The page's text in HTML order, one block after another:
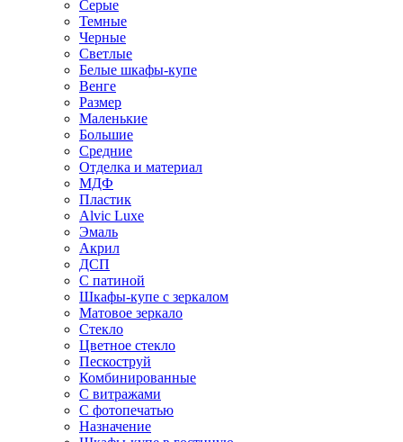
Серые
Темные
Черные
Светлые
Белые шкафы-купе
Венге
Размер
Маленькие
Большие
Средние
Отделка и материал
МДФ
Пластик
Alvic Luxe
Эмаль
Акрил
ДСП
С патиной
Шкафы-купе с зеркалом
Матовое зеркало
Стекло
Цветное стекло
Пескоструй
Комбинированные
С витражами
С фотопечатью
Назначение